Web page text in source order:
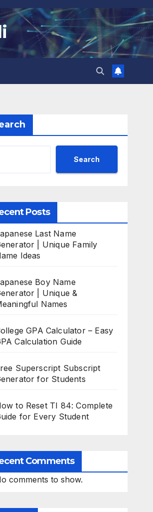
Search
Posts
Last Name
| Unique Family
Ideas
Boy Name
| Unique &
Names
GPA Calculator – Easy
Calculation Guide
Superscript Subscript
for Students
to Reset TI 84: Complete
for Every Student
Comments
comments to show.